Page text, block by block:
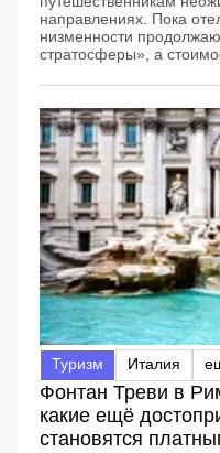
направлениях. Пока
низменности
стратосферы», а
Туризм Италия
Фонтан Треви в
какие ещё
становятся